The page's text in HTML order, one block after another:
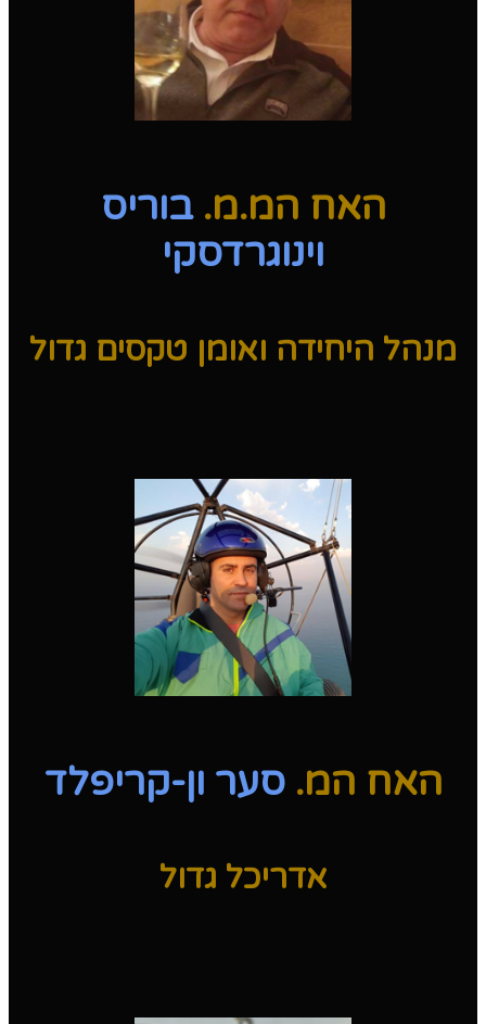
האח המ.מ.בוריס
וינוגרדסקי
מנהל היחידה ואומן טקסים גדול
האח המ.סער ון-קריפלד
אדריכל גדול